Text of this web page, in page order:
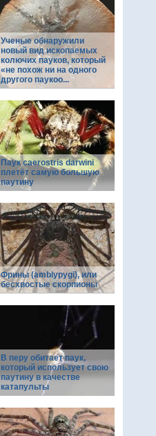
Ученые обнаружили
новый вид ископаемых
колючих пауков, который
«не похож ни на одного
другого паукоо...
Паук caerostris darwini
плетёт самую большую
паутину
Фрины (amblypygi), или
бесхвостые скорпионы
В перу обитает паук,
который использует свою
паутину в качестве
катапульты